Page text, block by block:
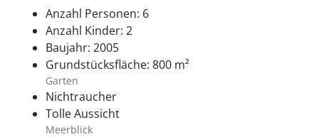
Anzahl Personen: 6
Anzahl Kinder: 2
Baujahr: 2005
Grundstücksfläche: 800 m²
Garten
Nichtraucher
Tolle Aussicht
Meerblick